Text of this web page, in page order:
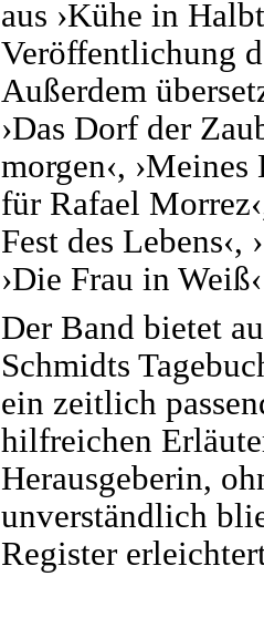
aus ›Kühe in
Veröffentlichung
Außerdem
›Das Dorf der
morgen‹, ›Meines
für Rafael
Fest des Lebens‹,
›Die Frau in
Der Band bietet
Schmidts
ein zeitlich
hilfreichen
Herausgeberin,
unverständlich
Register